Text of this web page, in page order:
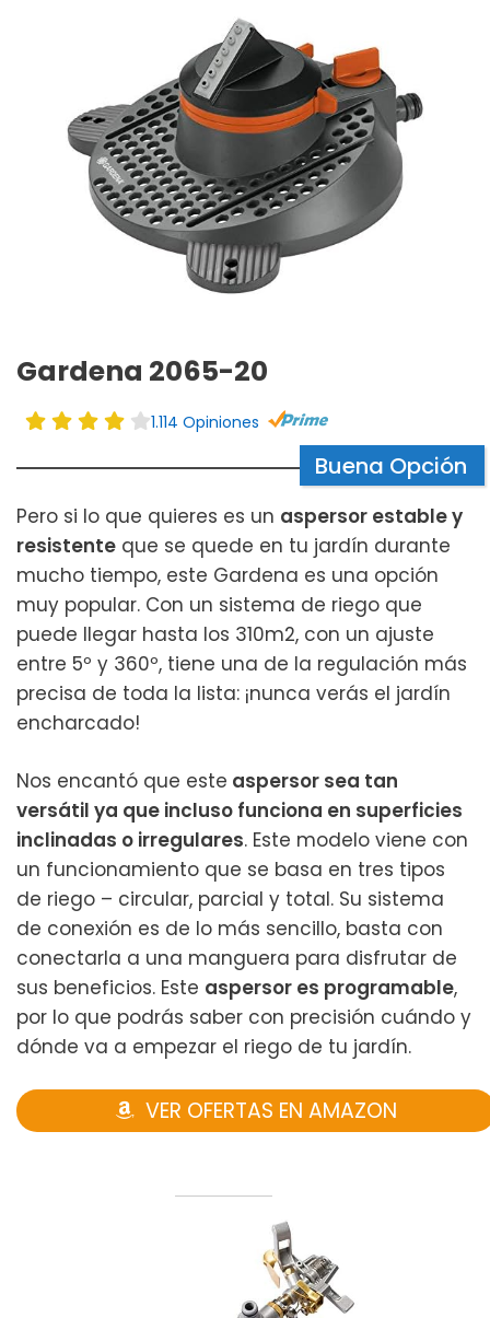
Gardena 2065-20
1.114 Opiniones
Buena Opción
Pero si lo que quieres es un aspersor estable y
resistente que se quede en tu jardín durante
mucho tiempo, este Gardena es una opción
muy popular. Con un sistema de riego que
puede llegar hasta los 310m2, con un ajuste
entre 5º y 360º, tiene una de la regulación más
precisa de toda la lista: ¡nunca verás el jardín
encharcado!
Nos encantó que este aspersor sea tan
versátil ya que incluso funciona en superficies
inclinadas o irregulares. Este modelo viene con
un funcionamiento que se basa en tres tipos
de riego – circular, parcial y total. Su sistema
de conexión es de lo más sencillo, basta con
conectarla a una manguera para disfrutar de
sus beneficios. Este aspersor es programable,
por lo que podrás saber con precisión cuándo y
dónde va a empezar el riego de tu jardín.
VER OFERTAS EN AMAZON